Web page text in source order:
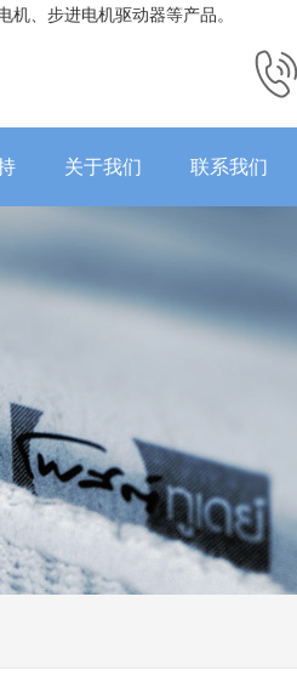
、步进电机驱动器等产品。
关于我们 联系我们